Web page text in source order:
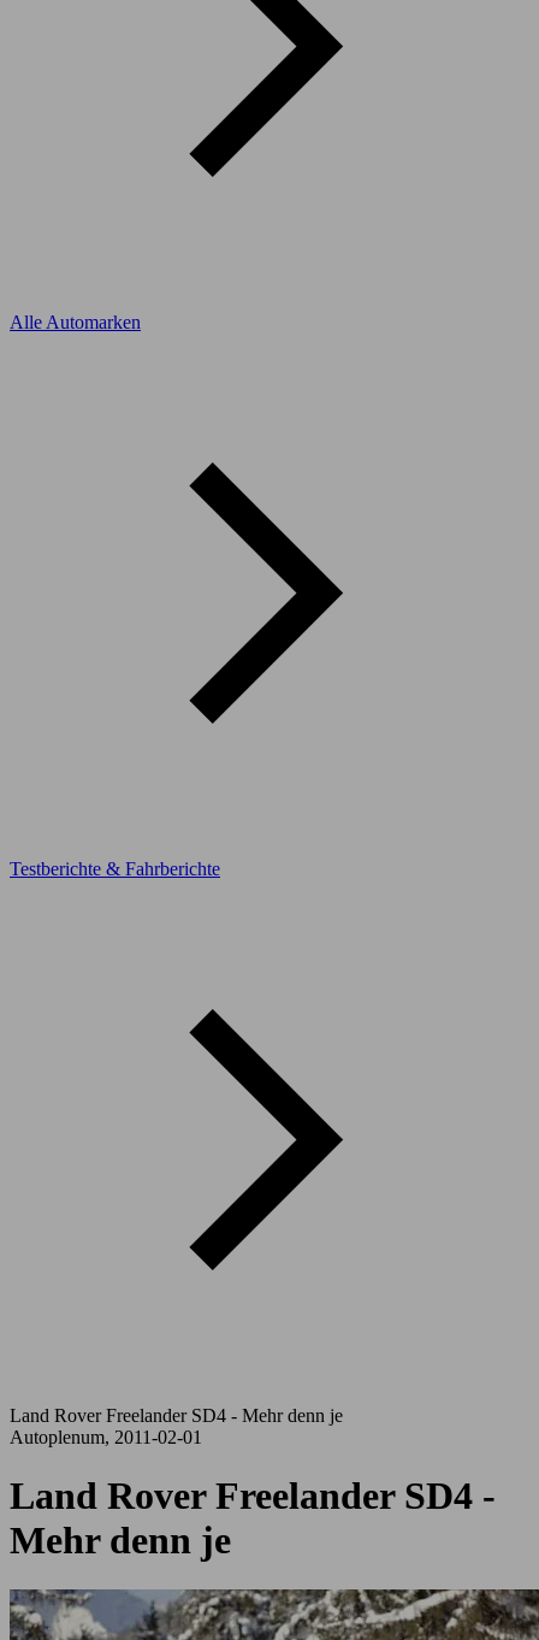
Alle Automarken
Testberichte & Fahrberichte
Land Rover Freelander SD4 - Mehr denn je
Autoplenum, 2011-02-01
Land Rover Freelander SD4 -
Mehr denn je